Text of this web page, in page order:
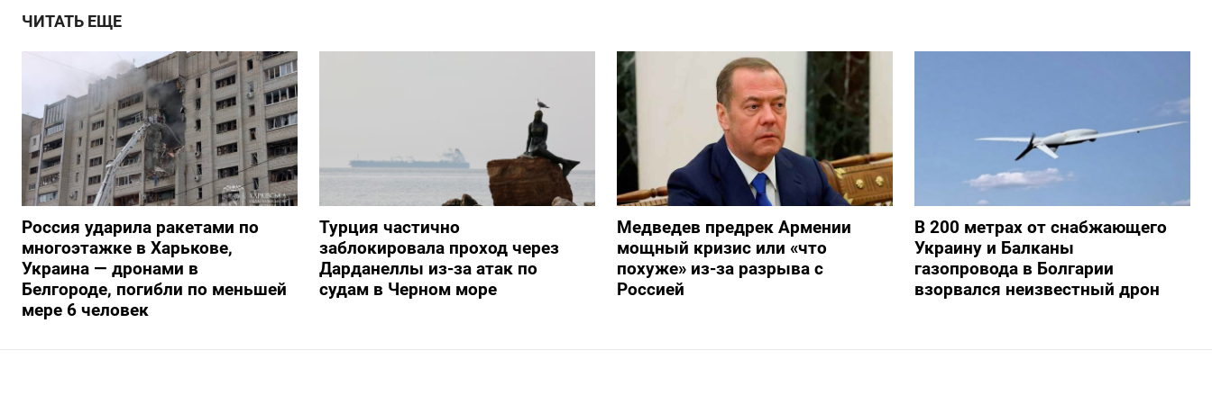
ЧИТАТЬ ЕЩЕ
Россия ударила ракетами по
многоэтажке в Харькове,
Украина — дронами в
Белгороде, погибли по меньшей
мере 6 человек
Турция частично
заблокировала проход через
Дарданеллы из-за атак по
судам в Черном море
Медведев предрек Армении
мощный кризис или «что
похуже» из-за разрыва с
Россией
В 200 метрах от снабжающего
Украину и Балканы
газопровода в Болгарии
взорвался неизвестный дрон